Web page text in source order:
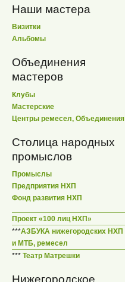
Наши мастера
Визитки
Альбомы
Объединения
мастеров
Клубы
Мастерские
Центры ремесел, Объединения
Столица народных
промыслов
Промыслы
Предприятия НХП
Фонд развития НХП
Проект «100 лиц НХП»
***АЗБУКА нижегородских НХП
и МТБ, ремесел
*** Театр Матрешки
Нижегородское